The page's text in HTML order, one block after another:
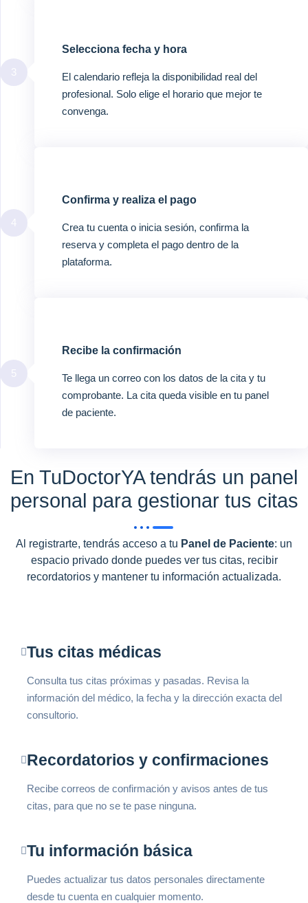
Selecciona fecha y hora
El calendario refleja la disponibilidad real del
profesional. Solo elige el horario que mejor te
convenga.
Confirma y realiza el pago
Crea tu cuenta o inicia sesión, confirma la
reserva y completa el pago dentro de la
plataforma.
Recibe la confirmación
Te llega un correo con los datos de la cita y tu
comprobante. La cita queda visible en tu panel
de paciente.
En TuDoctorYA tendrás un panel
personal para gestionar tus citas
Al registrarte, tendrás acceso a tu Panel de Paciente: un
espacio privado donde puedes ver tus citas, recibir
recordatorios y mantener tu información actualizada.
Tus citas médicas
Consulta tus citas próximas y pasadas. Revisa la
información del médico, la fecha y la dirección exacta del
consultorio.
Recordatorios y confirmaciones
Recibe correos de confirmación y avisos antes de tus
citas, para que no se te pase ninguna.
Tu información básica
Puedes actualizar tus datos personales directamente
desde tu cuenta en cualquier momento.